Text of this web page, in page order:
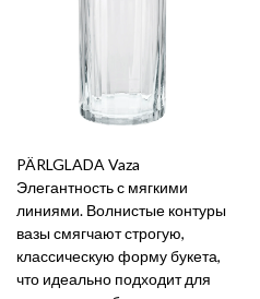
PÄRLGLADA Vaza
Элегантность с мягкими
линиями. Волнистые контуры
вазы смягчают строгую,
классическую форму букета,
что идеально подходит для